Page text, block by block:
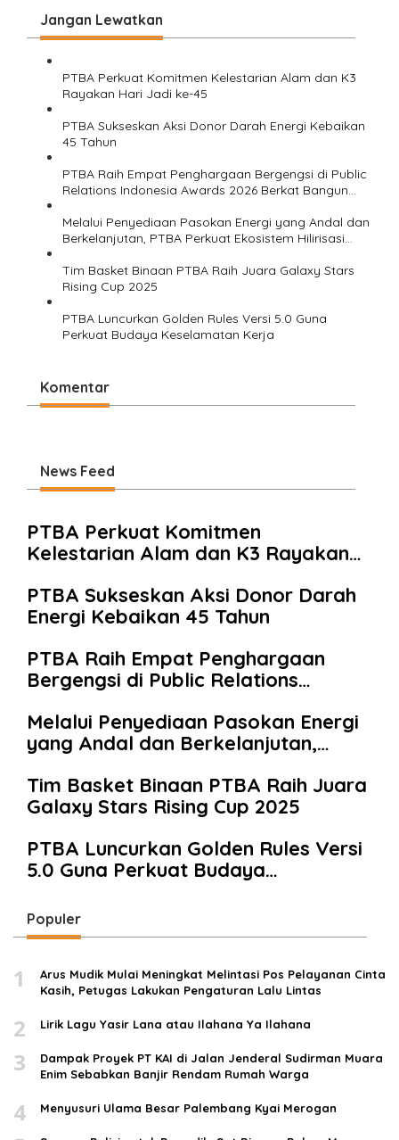
gJangan Lewatkan
PTBA Perkuat Komitmen Kelestarian Alam dan K3
Rayakan Hari Jadi ke-45
PTBA Sukseskan Aksi Donor Darah Energi Kebaikan
45 Tahun
PTBA Raih Empat Penghargaan Bergengsi di Public
Relations Indonesia Awards 2026 Berkat Bangun
Melalui Penyediaan Pasokan Energi yang Andal dan
Berkelanjutan, PTBA Perkuat Ekosistem Hilirisasi
Tim Basket Binaan PTBA Raih Juara Galaxy Stars
Rising Cup 2025
PTBA Luncurkan Golden Rules Versi 5.0 Guna
Perkuat Budaya Keselamatan Kerja
Komentar
News Feed
PTBA Perkuat Komitmen
Kelestarian Alam dan K3 Rayakan
PTBA Sukseskan Aksi Donor Darah
Energi Kebaikan 45 Tahun
PTBA Raih Empat Penghargaan
Bergengsi di Public Relations
Bangun Komunikasi Kredibel dan
Bernilai
Melalui Penyediaan Pasokan Energi
yang Andal dan Berkelanjutan,
Bauksit
Tim Basket Binaan PTBA Raih Juara
Galaxy Stars Rising Cup 2025
PTBA Luncurkan Golden Rules Versi
5.0 Guna Perkuat Budaya
Populer
1
Arus Mudik Mulai Meningkat Melintasi Pos Pelayanan Cinta
Kasih, Petugas Lakukan Pengaturan Lalu Lintas
2 Lirik Lagu Yasir Lana atau Ilahana Ya Ilahana
3
Dampak Proyek PT KAI di Jalan Jenderal Sudirman Muara
Enim Sebabkan Banjir Rendam Rumah Warga
4 Menyusuri Ulama Besar Palembang Kyai Merogan